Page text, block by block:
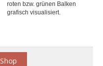
roten bzw. grünen Balken
grafisch visualisiert.